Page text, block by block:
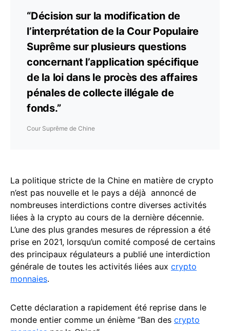
“Décision sur la modification de
l’interprétation de la Cour Populaire
Suprême sur plusieurs questions
concernant l’application spécifique
de la loi dans le procès des affaires
pénales de collecte illégale de
fonds.”
Cour Suprême de Chine
La politique stricte de la Chine en matière de crypto
n’est pas nouvelle et le pays a déjà annoncé de
nombreuses interdictions contre diverses activités
liées à la crypto au cours de la dernière décennie.
L’une des plus grandes mesures de répression a été
prise en 2021, lorsqu’un comité composé de certains
des principaux régulateurs a publié une interdiction
générale de toutes les activités liées aux crypto
monnaies.
Cette déclaration a rapidement été reprise dans le
monde entier comme un énième “Ban des crypto